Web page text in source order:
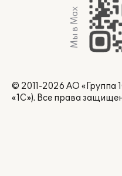
Мы в Max
© 2011-2026 АО «Группа
«1С»). Все права